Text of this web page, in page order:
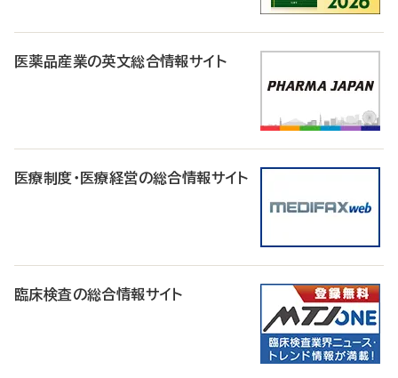
医薬品産業の英文総合情報サイト
医療制度・医療経営の総合情報サイト
臨床検査の総合情報サイト